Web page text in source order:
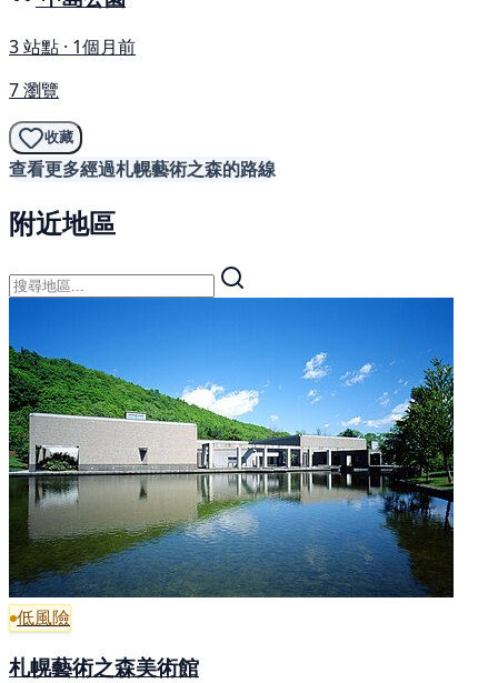
3 站點 · 1個月前
7 瀏覽
收藏
查看更多經過札幌藝術之森的路線
附近地區
低風險
札幌藝術之森美術館